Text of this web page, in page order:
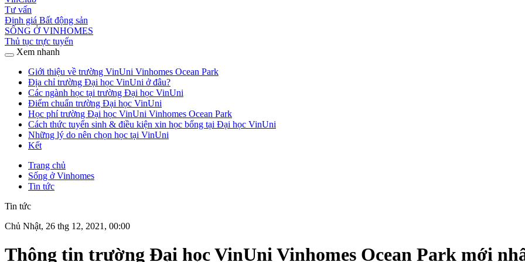
Tư vấn
Định giá Bất động sản
SỐNG Ở VINHOMES
Thủ tục trực tuyến
Xem nhanh
Giới thiệu về trường VinUni Vinhomes Ocean Park
Địa chỉ trường Đại học VinUni ở đâu?
Các ngành học tại trường Đại học VinUni
Điểm chuẩn trường Đại học VinUni
Học phí trường Đại học VinUni Vinhomes Ocean Park
Cách thức tuyển sinh & điều kiện xin học bổng tại Đại học VinUni
Những lý do nên chọn học tại VinUni
Kết
Trang chủ
Sống ở Vinhomes
Tin tức
Tin tức
Chủ Nhật, 26 thg 12, 2021, 00:00
Thông tin trường Đại học VinUni Vinhomes Ocean Park mới